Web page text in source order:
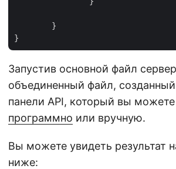
Запустив основной файл
объединенный файл,
панели API, который вы можете
программно или вручную.
Вы можете увидеть результат
ниже: